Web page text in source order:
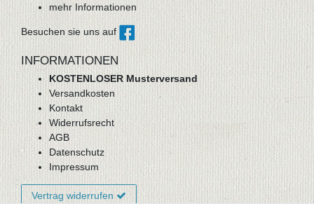
mehr Informationen
Besuchen sie uns auf
INFORMATIONEN
KOSTENLOSER Musterversand
Versandkosten
Kontakt
Widerrufsrecht
AGB
Datenschutz
Impressum
Vertrag widerrufen